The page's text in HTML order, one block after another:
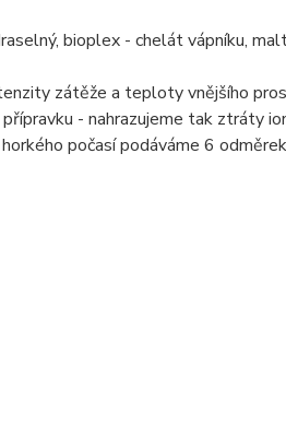
bioplex - chelát vápníku,
zátěže a teploty vnějšího
- nahrazujeme tak ztráty
počasí podáváme 6